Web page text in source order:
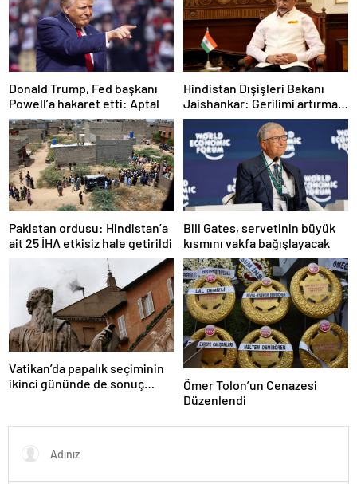
Donald Trump, Fed başkanı
Powell’a hakaret etti: Aptal
Hindistan Dışişleri Bakanı
Jaishankar: Gerilimi artırmak
gibi bir niyetimiz yok
Pakistan ordusu: Hindistan’a
ait 25 İHA etkisiz hale getirildi
Bill Gates, servetinin büyük
kısmını vakfa bağışlayacak
Vatikan’da papalık seçiminin
ikinci gününde de sonuç
Ömer Tolon’un Cenazesi
Düzenlendi